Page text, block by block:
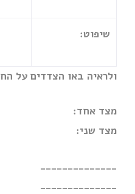
שיפוט:
ולראיה באו הצדדים על
מצד
מצד שני:
______________